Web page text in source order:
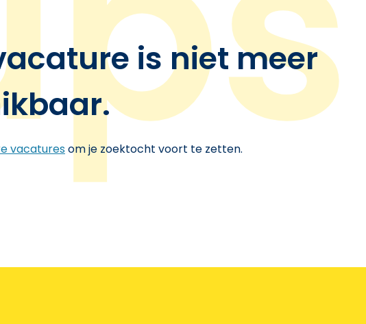
is niet meer
vacaturesom je zoektocht voort te zetten.